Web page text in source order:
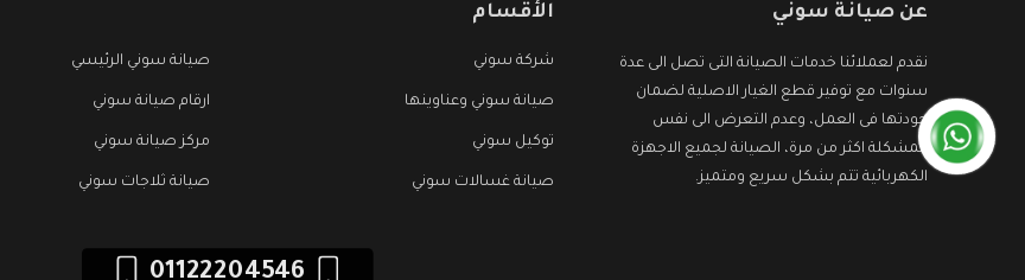
عن صيانة سوني
نقدم لعملائنا خدمات الصيانة التى تصل الى عدة
سنوات مع توفير قطع الغيار الاصلية لضمان
جودتها فى العمل، وعدم التعرض الى نفس
المشكلة اكثر من مرة، الصيانة لجميع الاجهزة
الكهربائية تتم بشكل سريع ومتميز.
الأقسام
شركة سوني صيانة سوني الرئيسي
صيانة سوني وعناوينها ارقام صيانة سوني
توكيل سوني مركز صيانة سوني
صيانة غسالات سوني صيانة ثلاجات سوني
01122204546